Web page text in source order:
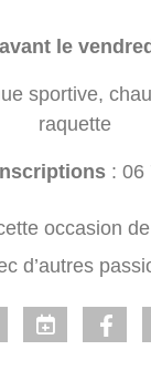
le
sportive,
raquette
: 06
occasion
d’autres